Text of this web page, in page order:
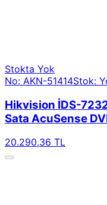
Stokta Yok
No: AKN-51414Stok:
Hikvision İDS-
Sata AcuSense
20.290,36 TL